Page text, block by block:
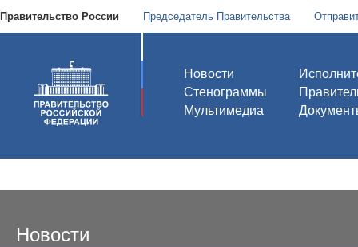
Правительство России Председатель Правительства
Новости
Стенограммы
Мультимедиа
Новости